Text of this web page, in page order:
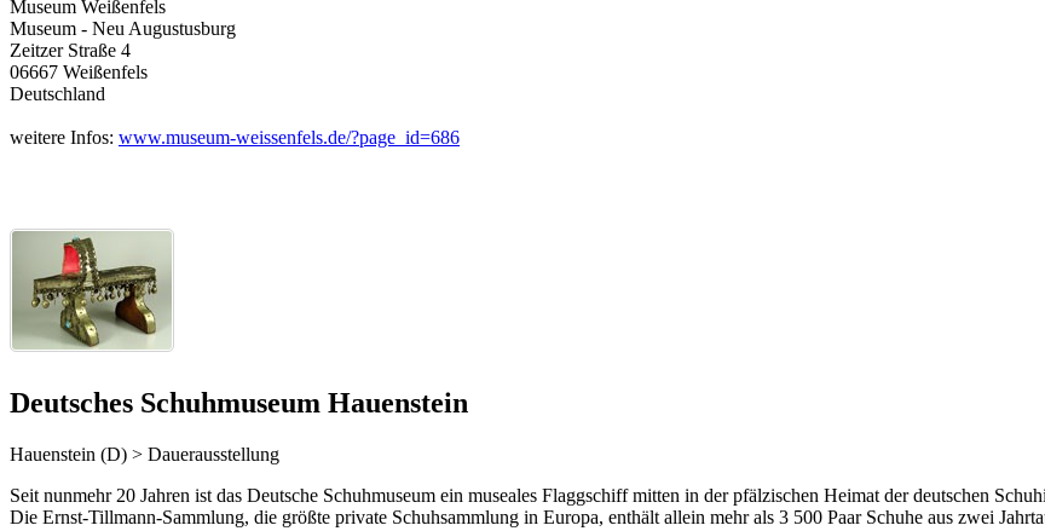
Museum Weißenfels
Museum - Neu Augustusburg
Zeitzer Straße 4
06667 Weißenfels
Deutschland
weitere Infos: www.museum-weissenfels.de/?page_id=686
Deutsches Schuhmuseum Hauenstein
Hauenstein (D) > Dauerausstellung
Seit nunmehr 20 Jahren ist das Deutsche Schuhmuseum ein museales Flaggschiff mitten in der pfälzischen Heimat der deutschen
Die Ernst-Tillmann-Sammlung, die größte private Schuhsammlung in Europa, enthält allein mehr als 3 500 Paar Schuhe aus zwei